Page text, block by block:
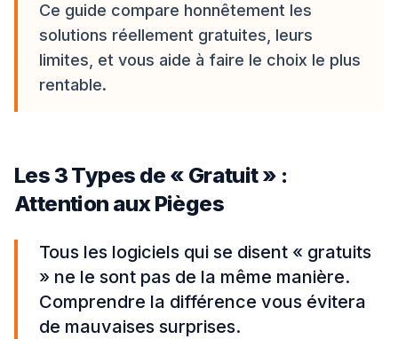
Ce guide compare honnêtement les
solutions réellement gratuites, leurs
limites, et vous aide à faire le choix le plus
rentable.
Les 3 Types de « Gratuit » :
Attention aux Pièges
Tous les logiciels qui se disent « gratuits
» ne le sont pas de la même manière.
Comprendre la différence vous évitera
de mauvaises surprises.